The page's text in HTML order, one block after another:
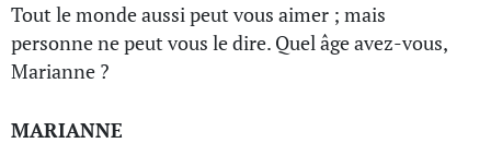
Tout le monde aussi peut vous aimer ; mais
personne ne peut vous le dire. Quel âge avez-vous,
Marianne ?
MARIANNE